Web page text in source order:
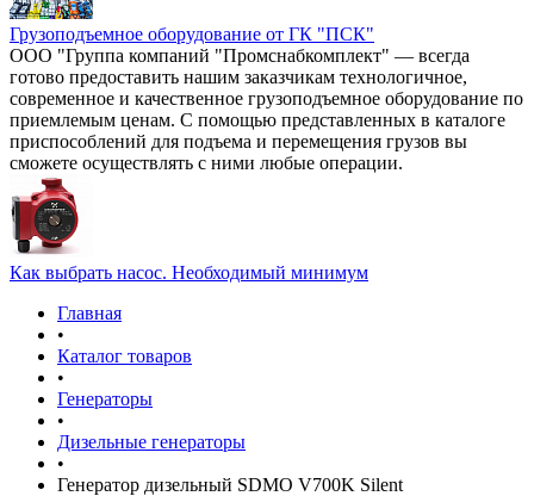
Грузоподъемное оборудование от ГК "ПСК"
ООО "Группа компаний "Промснабкомплект" — всегда
готово предоставить нашим заказчикам технологичное,
современное и качественное грузоподъемное оборудование по
приемлемым ценам. С помощью представленных в каталоге
приспособлений для подъема и перемещения грузов вы
сможете осуществлять с ними любые операции.
Как выбрать насос. Необходимый минимум
Главная
•
Каталог товаров
•
Генераторы
•
Дизельные генераторы
•
Генератор дизельный SDMO V700K Silent